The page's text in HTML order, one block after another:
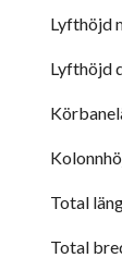
Lyfthöjd
Lyfthöjd
Total
Total